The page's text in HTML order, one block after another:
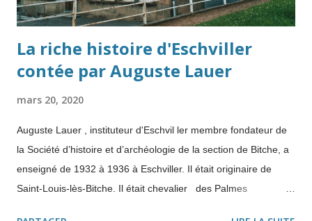
La riche histoire d'Eschviller
contée par Auguste Lauer
mars 20, 2020
Auguste Lauer , instituteur d'Eschvil ler membre fondateur de
la Société d’histoire et d’archéologie de la section de Bitche, a
enseigné de 1932 à 1936 à Eschviller. Il était originaire de
Saint-Louis-lès-Bitche. Il était chevalier des Palmes